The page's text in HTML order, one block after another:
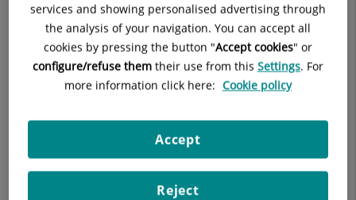
Es política de nuestros centros solicitar la máxima
colaboración de los familiares y amigos de los pacientes que
visitan nuestros hospitales para lograr juntos la deseada
corresponsabilidad en el tratamiento y trato de nuestros
pacientes.
Todos los centros disponen de puntos de información y
Servicios de Atención al Paciente a disposición de todos sus
usuarios.
services and showing personalised advertising through
the analysis of your navigation. You can accept all
cookies by pressing the button "Accept cookies" or
configure/refuse them their use from this Settings. For
more information click here: Cookie policy
Reject
Accept